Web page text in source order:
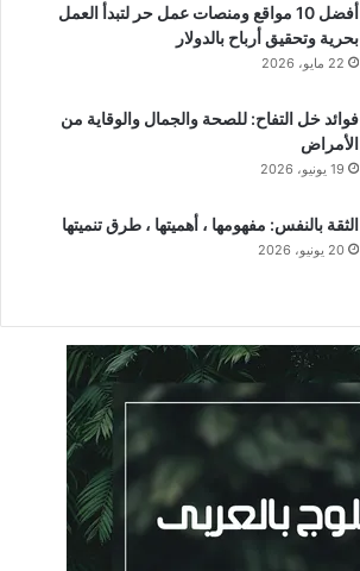
أفضل 10 مواقع ومنصات عمل حر لتبدأ العمل
بحرية وتحقيق أرباح بالدولار
22 مايو، 2026
فوائد خل التفاح: للصحة والجمال والوقاية من
الأمراض
19 يونيو، 2026
الثقة بالنفس: مفهومها ، أهميتها ، طرق تنميتها
20 يونيو، 2026